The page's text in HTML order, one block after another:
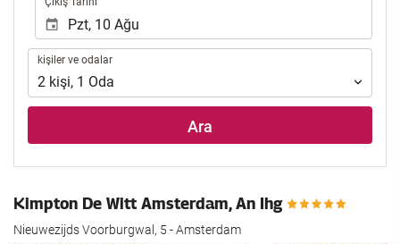
kişiler
ve
odalar
kişiler ve odalar
2 kişi, 1 Oda
Ara
Kimpton De Witt Amsterdam, An Ihg
Nieuwezijds Voorburgwal, 5 - Amsterdam